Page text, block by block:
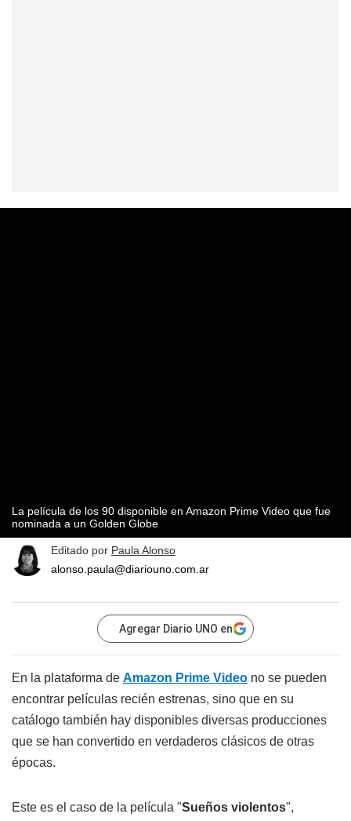
La película de los 90 disponible en Amazon Prime Video que fue
nominada a un Golden Globe
Editado por Paula Alonso
alonso.paula@diariouno.com.ar
Agregar Diario UNO en
En la plataforma de Amazon Prime Video no se pueden
encontrar películas recién estrenas, sino que en su
catálogo también hay disponibles diversas producciones
que se han convertido en verdaderos clásicos de otras
épocas.
Este es el caso de la película "Sueños violentos",